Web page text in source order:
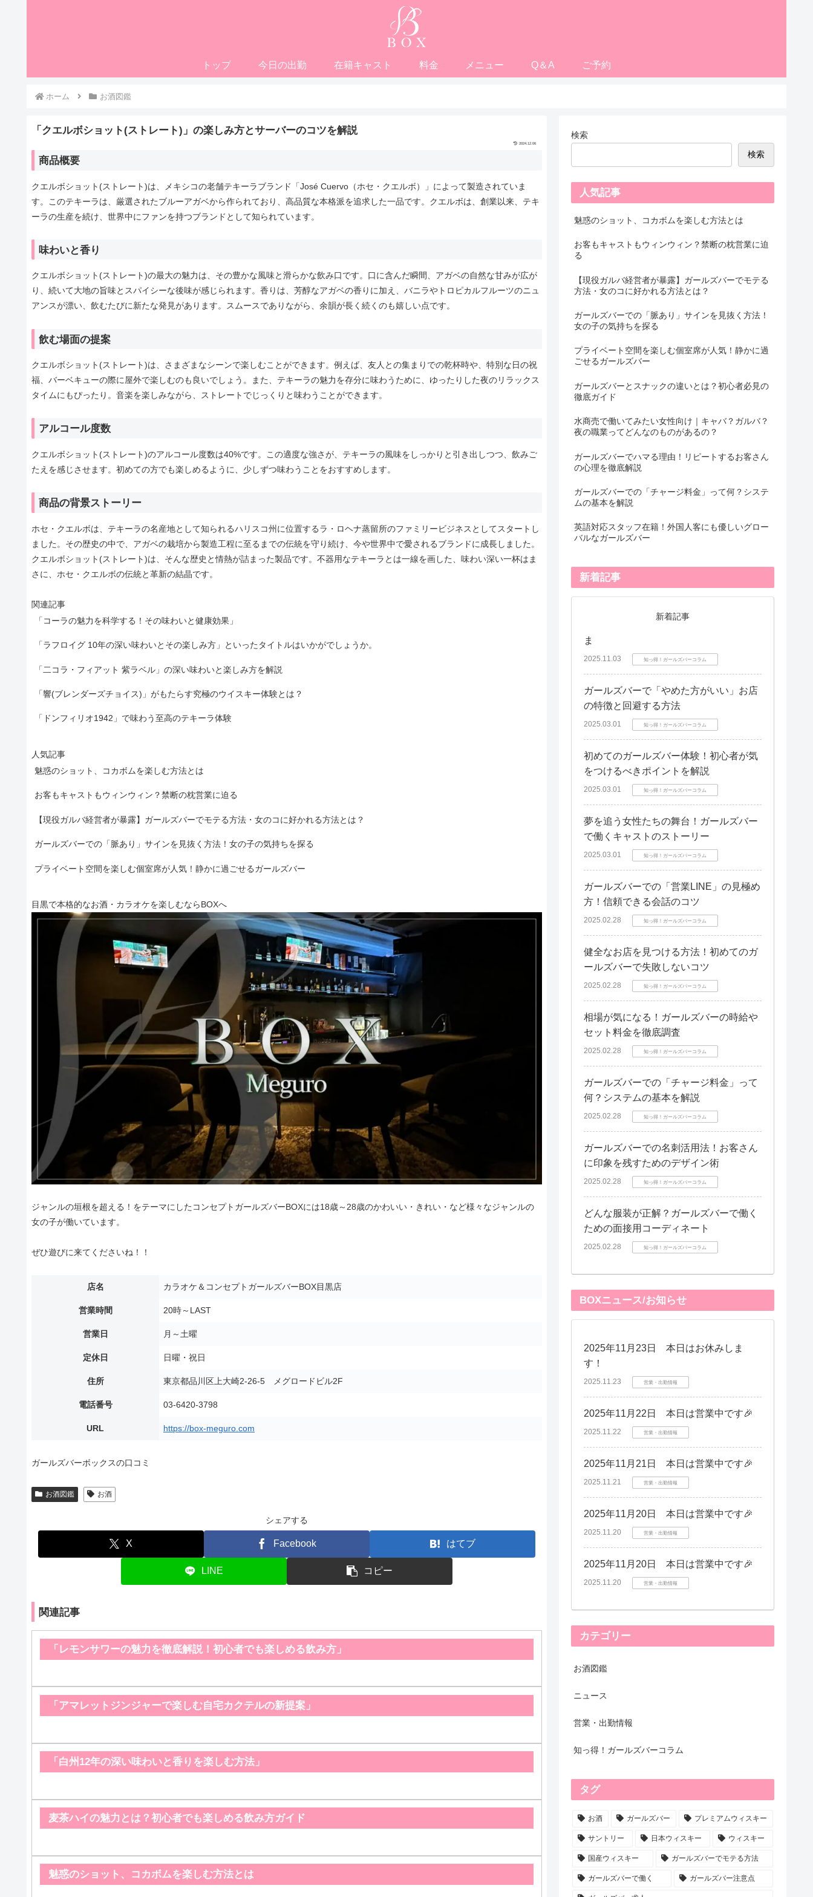
トップ 今日の出勤 在籍キャスト 料金 メニュー Q＆A ご予約
ホーム お酒図鑑
「クエルボショット(ストレート)」の楽しみ方とサーバーのコツを解説
2024.12.06
商品概要
クエルボショット(ストレート)は、メキシコの老舗テキーラブランド「José Cuervo（ホセ・クエルボ）」によって製造されていま
す。このテキーラは、厳選されたブルーアガベから作られており、高品質な本格派を追求した一品です。クエルボは、創業以来、テキ
ーラの生産を続け、世界中にファンを持つブランドとして知られています。
味わいと香り
クエルボショット(ストレート)の最大の魅力は、その豊かな風味と滑らかな飲み口です。口に含んだ瞬間、アガベの自然な甘みが広が
り、続いて大地の旨味とスパイシーな後味が感じられます。香りは、芳醇なアガベの香りに加え、バニラやトロピカルフルーツのニュ
アンスが漂い、飲むたびに新たな発見があります。スムースでありながら、余韻が長く続くのも嬉しい点です。
飲む場面の提案
クエルボショット(ストレート)は、さまざまなシーンで楽しむことができます。例えば、友人との集まりでの乾杯時や、特別な日の祝
福、バーベキューの際に屋外で楽しむのも良いでしょう。また、テキーラの魅力を存分に味わうために、ゆったりした夜のリラックス
タイムにもぴったり。音楽を楽しみながら、ストレートでじっくりと味わうことができます。
アルコール度数
クエルボショット(ストレート)のアルコール度数は40%です。この適度な強さが、テキーラの風味をしっかりと引き出しつつ、飲みご
たえを感じさせます。初めての方でも楽しめるように、少しずつ味わうことをおすすめします。
商品の背景ストーリー
ホセ・クエルボは、テキーラの名産地として知られるハリスコ州に位置するラ・ロヘナ蒸留所のファミリービジネスとしてスタートし
ました。その歴史の中で、アガベの栽培から製造工程に至るまでの伝統を守り続け、今や世界中で愛されるブランドに成長しました。
クエルボショット(ストレート)は、そんな歴史と情熱が詰まった製品です。不器用なテキーラとは一線を画した、味わい深い一杯はま
さに、ホセ・クエルボの伝統と革新の結晶です。
関連記事
「コーラの魅力を科学する！その味わいと健康効果」
「ラフロイグ 10年の深い味わいとその楽しみ方」といったタイトルはいかがでしょうか。
「二コラ・フィアット 紫ラベル」の深い味わいと楽しみ方を解説
「響(ブレンダーズチョイス)」がもたらす究極のウイスキー体験とは？
「ドンフィリオ1942」で味わう至高のテキーラ体験
人気記事
魅惑のショット、コカボムを楽しむ方法とは
お客もキャストもウィンウィン？禁断の枕営業に迫る
【現役ガルバ経営者が暴露】ガールズバーでモテる方法・女のコに好かれる方法とは？
ガールズバーでの「脈あり」サインを見抜く方法！女の子の気持ちを探る
プライベート空間を楽しむ個室席が人気！静かに過ごせるガールズバー
目黒で本格的なお酒・カラオケを楽しむならBOXへ
ジャンルの垣根を超える！をテーマにしたコンセプトガールズバーBOXには18歳～28歳のかわいい・きれい・など様々なジャンルの
女の子が働いています。
ぜひ遊びに来てくださいね！！
店名 カラオケ＆コンセプトガールズバーBOX目黒店
営業時間 20時～LAST
営業日 月～土曜
定休日 日曜・祝日
住所 東京都品川区上大崎2-26-5 メグロードビル2F
電話番号 03-6420-3798
URL https://box-meguro.com
ガールズバーボックスの口コミ
お酒図鑑 お酒
シェアする
X Facebook はてブ
LINE コピー
関連記事
「レモンサワーの魅力を徹底解説！初心者でも楽しめる飲み方」
「アマレットジンジャーで楽しむ自宅カクテルの新提案」
「白州12年の深い味わいと香りを楽しむ方法」
麦茶ハイの魅力とは？初心者でも楽しめる飲み方ガイド
魅惑のショット、コカボムを楽しむ方法とは
検索
検索
人気記事
魅惑のショット、コカボムを楽しむ方法とは
お客もキャストもウィンウィン？禁断の枕営業に迫
る
【現役ガルバ経営者が暴露】ガールズバーでモテる
方法・女のコに好かれる方法とは？
ガールズバーでの「脈あり」サインを見抜く方法！
女の子の気持ちを探る
プライベート空間を楽しむ個室席が人気！静かに過
ごせるガールズバー
ガールズバーとスナックの違いとは？初心者必見の
徹底ガイド
水商売で働いてみたい女性向け｜キャバ？ガルバ？
夜の職業ってどんなのものがあるの？
ガールズバーでハマる理由！リピートするお客さん
の心理を徹底解説
ガールズバーでの「チャージ料金」って何？システ
ムの基本を解説
英語対応スタッフ在籍！外国人客にも優しいグロー
バルなガールズバー
新着記事
新着記事
ま
2025.11.03 知っ得！ガールズバーコラム
ガールズバーで「やめた方がいい」お店
の特徴と回避する方法
2025.03.01 知っ得！ガールズバーコラム
初めてのガールズバー体験！初心者が気
をつけるべきポイントを解説
2025.03.01 知っ得！ガールズバーコラム
夢を追う女性たちの舞台！ガールズバー
で働くキャストのストーリー
2025.03.01 知っ得！ガールズバーコラム
ガールズバーでの「営業LINE」の見極め
方！信頼できる会話のコツ
2025.02.28 知っ得！ガールズバーコラム
健全なお店を見つける方法！初めてのガ
ールズバーで失敗しないコツ
2025.02.28 知っ得！ガールズバーコラム
相場が気になる！ガールズバーの時給や
セット料金を徹底調査
2025.02.28 知っ得！ガールズバーコラム
ガールズバーでの「チャージ料金」って
何？システムの基本を解説
2025.02.28 知っ得！ガールズバーコラム
ガールズバーでの名刺活用法！お客さん
に印象を残すためのデザイン術
2025.02.28 知っ得！ガールズバーコラム
どんな服装が正解？ガールズバーで働く
ための面接用コーディネート
2025.02.28 知っ得！ガールズバーコラム
BOXニュース/お知らせ
2025年11月23日 本日はお休みしま
す！
2025.11.23 営業・出勤情報
2025年11月22日 本日は営業中です🎉
2025.11.22 営業・出勤情報
2025年11月21日 本日は営業中です🎉
2025.11.21 営業・出勤情報
2025年11月20日 本日は営業中です🎉
2025.11.20 営業・出勤情報
2025年11月20日 本日は営業中です🎉
2025.11.20 営業・出勤情報
カテゴリー
お酒図鑑
ニュース
営業・出勤情報
知っ得！ガールズバーコラム
タグ
お酒 ガールズバー プレミアムウィスキー
サントリー 日本ウィスキー ウィスキー
国産ウィスキー ガールズバーでモテる方法
ガールズバーで働く ガールズバー注意点